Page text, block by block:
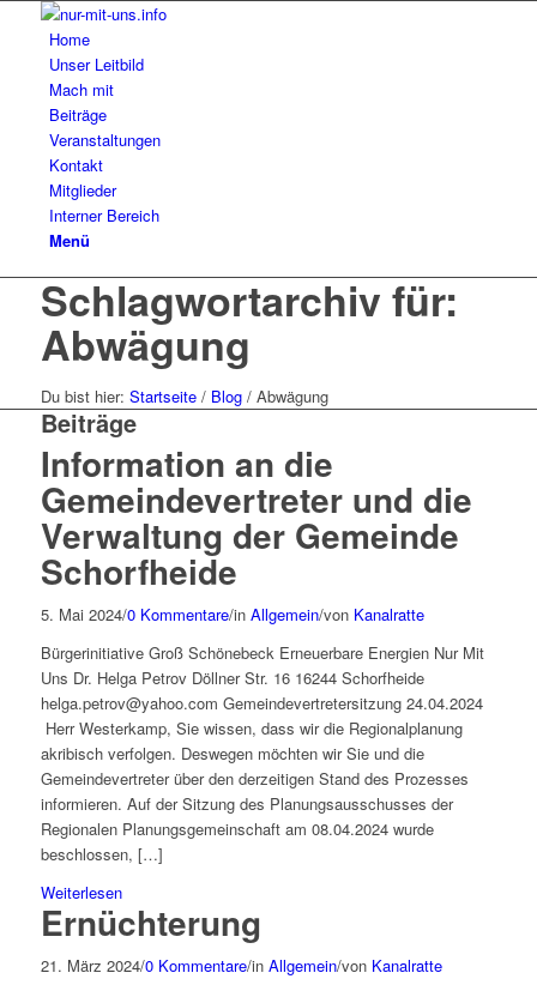
Home
Unser Leitbild
Mach mit
Beiträge
Veranstaltungen
Kontakt
Mitglieder
Interner Bereich
Menü
Schlagwortarchiv für:
Abwägung
Du bist hier: Startseite / Blog / Abwägung
Beiträge
Information an die
Gemeindevertreter und die
Verwaltung der Gemeinde
Schorfheide
5. Mai 2024/0 Kommentare/in Allgemein/von Kanalratte
Bürgerinitiative Groß Schönebeck Erneuerbare Energien Nur Mit
Uns Dr. Helga Petrov Döllner Str. 16 16244 Schorfheide
helga.petrov@yahoo.com Gemeindevertretersitzung 24.04.2024
Herr Westerkamp, Sie wissen, dass wir die Regionalplanung
akribisch verfolgen. Deswegen möchten wir Sie und die
Gemeindevertreter über den derzeitigen Stand des Prozesses
informieren. Auf der Sitzung des Planungsausschusses der
Regionalen Planungsgemeinschaft am 08.04.2024 wurde
beschlossen, […]
Weiterlesen
Ernüchterung
21. März 2024/0 Kommentare/in Allgemein/von Kanalratte